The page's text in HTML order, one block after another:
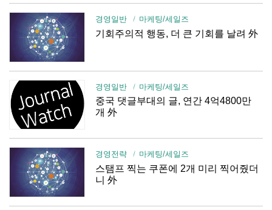
경영일반 마케팅/세일즈
기회주의적 행동, 더 큰 기회를 날려 外
경영일반 마케팅/세일즈
중국 댓글부대의 글, 연간 4억4800만
개 外
경영전략 마케팅/세일즈
스탬프 찍는 쿠폰에 2개 미리 찍어줬더
니 外